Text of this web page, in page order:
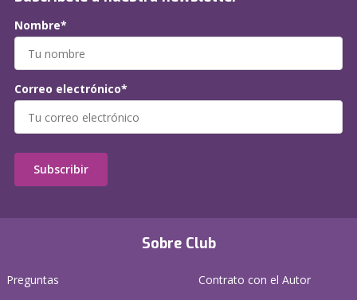
Sobre Club
Preguntas
Contrato con el Autor
Nombre*
Correo electrónico*
Subscribir